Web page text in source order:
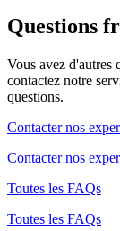
Questions
Vous avez d'autres
contactez notre
questions.
Contacter nos
Contacter nos
Toutes les FAQs
Toutes les FAQs